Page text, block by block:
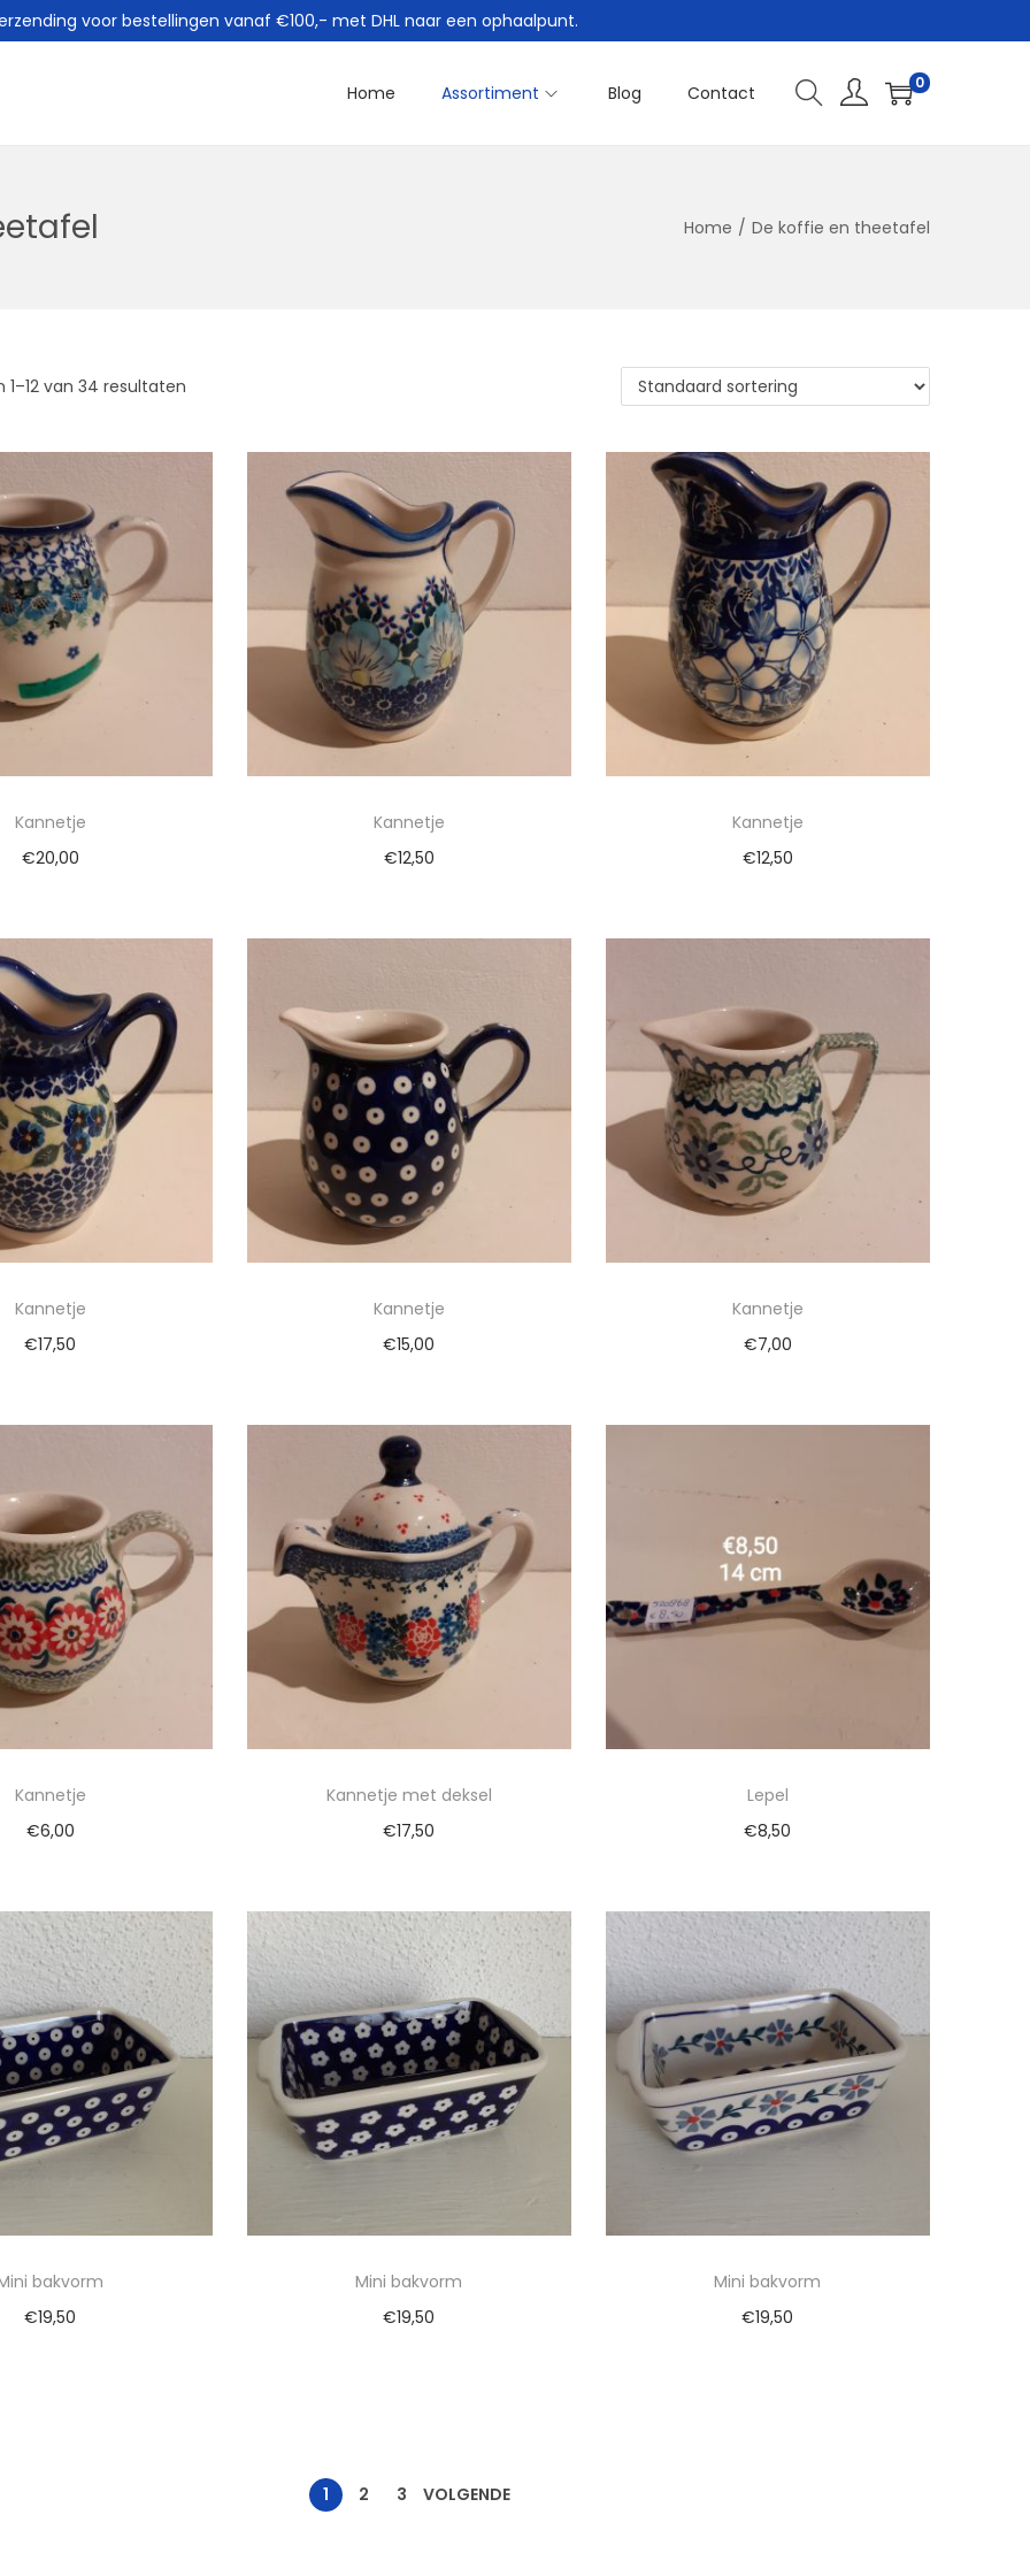
voor bestellingen vanaf €100,- met DHL naar een ophaalpunt.
Home Assortiment Blog Contact 0
Home / De koffie en theetafel
1–12 van 34 resultaten
Kannetje
€20,00
Kannetje
€12,50
Kannetje
€12,50
Kannetje
€17,50
Kannetje
€15,00
Kannetje
€7,00
Kannetje
€6,00
Kannetje met deksel
€17,50
Lepel
€8,50
bakvorm
€19,50
Mini bakvorm
€19,50
Mini bakvorm
€19,50
1 2 3 VOLGENDE